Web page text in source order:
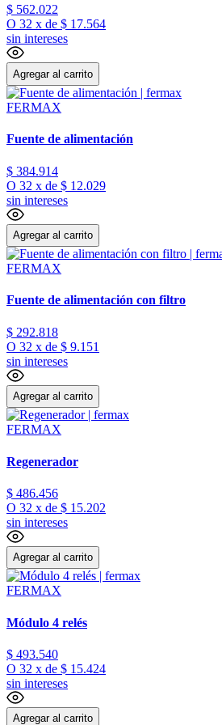
$ 562.022
O 32 x de $ 17.564
sin intereses
Agregar al carrito
FERMAX
Fuente de alimentación
$ 384.914
O 32 x de $ 12.029
sin intereses
Agregar al carrito
FERMAX
Fuente de alimentación con filtro
$ 292.818
O 32 x de $ 9.151
sin intereses
Agregar al carrito
FERMAX
Regenerador
$ 486.456
O 32 x de $ 15.202
sin intereses
Agregar al carrito
FERMAX
Módulo 4 relés
$ 493.540
O 32 x de $ 15.424
sin intereses
Agregar al carrito